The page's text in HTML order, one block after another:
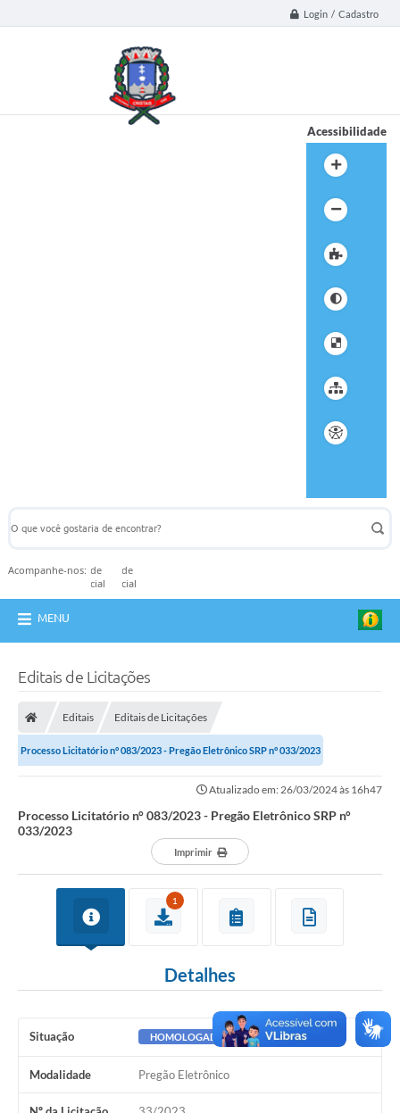
Login / Cadastro
Acessibilidade
Acompanhe-nos:
MENU
Editais de Licitações
Editais Editais de Licitações
Processo Licitatório n° 083/2023 - Pregão Eletrônico SRP n° 033/2023
Atualizado em: 26/03/2024 às 16h47
Processo Licitatório n° 083/2023 - Pregão Eletrônico SRP n°
033/2023
Imprimir
1
Detalhes
Situação HOMOLOGADO
Modalidade Pregão Eletrônico